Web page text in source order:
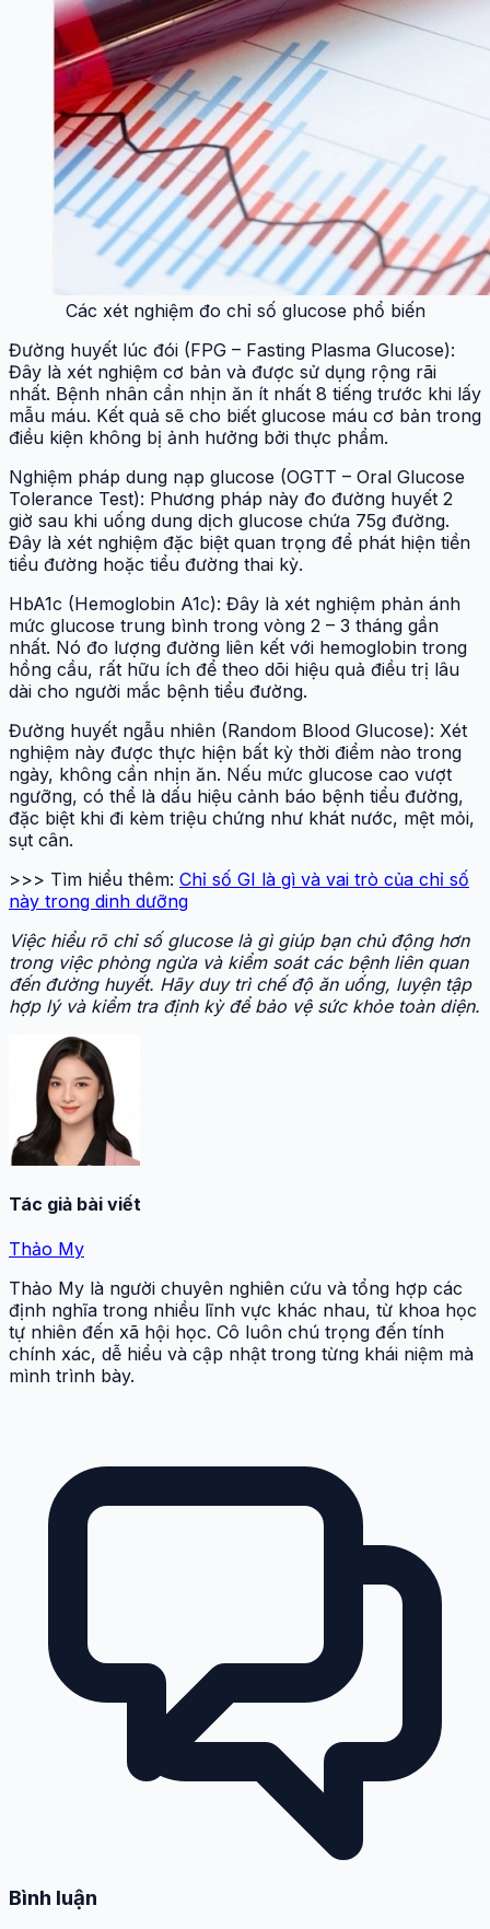
Các xét nghiệm đo chỉ số glucose phổ biến
Đường huyết lúc đói (FPG – Fasting Plasma Glucose):
Đây là xét nghiệm cơ bản và được sử dụng rộng rãi
nhất. Bệnh nhân cần nhịn ăn ít nhất 8 tiếng trước khi lấy
mẫu máu. Kết quả sẽ cho biết glucose máu cơ bản trong
điều kiện không bị ảnh hưởng bởi thực phẩm.
Nghiệm pháp dung nạp glucose (OGTT – Oral Glucose
Tolerance Test): Phương pháp này đo đường huyết 2
giờ sau khi uống dung dịch glucose chứa 75g đường.
Đây là xét nghiệm đặc biệt quan trọng để phát hiện tiền
tiểu đường hoặc tiểu đường thai kỳ.
HbA1c (Hemoglobin A1c): Đây là xét nghiệm phản ánh
mức glucose trung bình trong vòng 2 – 3 tháng gần
nhất. Nó đo lượng đường liên kết với hemoglobin trong
hồng cầu, rất hữu ích để theo dõi hiệu quả điều trị lâu
dài cho người mắc bệnh tiểu đường.
Đường huyết ngẫu nhiên (Random Blood Glucose): Xét
nghiệm này được thực hiện bất kỳ thời điểm nào trong
ngày, không cần nhịn ăn. Nếu mức glucose cao vượt
ngưỡng, có thể là dấu hiệu cảnh báo bệnh tiểu đường,
đặc biệt khi đi kèm triệu chứng như khát nước, mệt mỏi,
sụt cân.
>>> Tìm hiểu thêm: Chỉ số GI là gì và vai trò của chỉ số
này trong dinh dưỡng
Việc hiểu rõ chỉ số glucose là gì giúp bạn chủ động hơn
trong việc phòng ngừa và kiểm soát các bệnh liên quan
đến đường huyết. Hãy duy trì chế độ ăn uống, luyện tập
hợp lý và kiểm tra định kỳ để bảo vệ sức khỏe toàn diện.
Tác giả bài viết
Thảo My
Thảo My là người chuyên nghiên cứu và tổng hợp các
định nghĩa trong nhiều lĩnh vực khác nhau, từ khoa học
tự nhiên đến xã hội học. Cô luôn chú trọng đến tính
chính xác, dễ hiểu và cập nhật trong từng khái niệm mà
mình trình bày.
Bình luận